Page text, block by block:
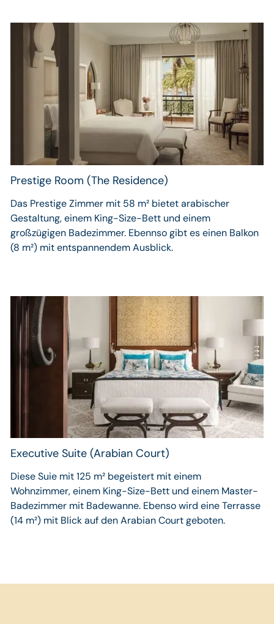
Prestige Room (The Residence)
Das Prestige Zimmer mit 58 m² bietet arabischer
Gestaltung, einem King-Size-Bett und einem
großzügigen Badezimmer. Ebennso gibt es einen Balkon
(8 m²) mit entspannendem Ausblick.
Executive Suite (Arabian Court)
Diese Suie mit 125 m² begeistert mit einem
Wohnzimmer, einem King-Size-Bett und einem Master-
Badezimmer mit Badewanne. Ebenso wird eine Terrasse
(14 m²) mit Blick auf den Arabian Court geboten.